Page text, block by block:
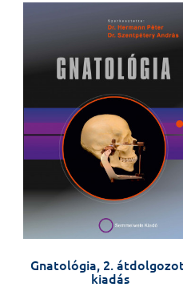
Gnatológia, 2.
kiadás